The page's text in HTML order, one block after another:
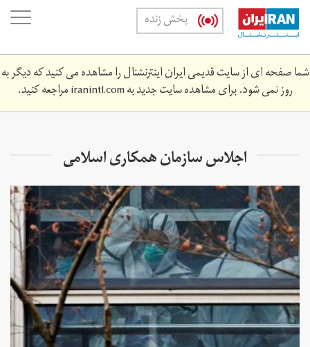
Skip
main
content
پخش زنده
شما صفحه ای از سایت قدیمی ایران اینترنشنال را مشاهده می کنید که دیگر به
روز نمی شود. برای مشاهده سایت جدید بهiranintl.comمراجعه کنید.
اجلاس سازمان همکاری اسلامی